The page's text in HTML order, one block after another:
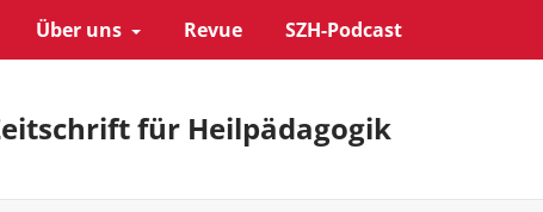
Über uns Revue SZH-Podcast
für Heilpädagogik